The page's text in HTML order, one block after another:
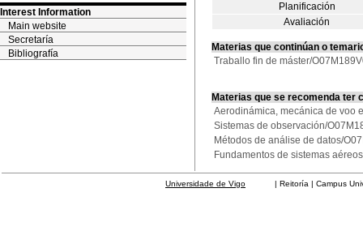
Interest Information
Main website
Secretaría
Bibliografía
Planificación
Avaliación
Materias que continúan o
Traballo fin de máster/
Materias que se recomenda ter
Aerodinámica, mecánica de voo
Sistemas de observación/
Métodos de análise de datos/
Fundamentos de sistemas
Universidade de Vigo | Reitoría | Campus